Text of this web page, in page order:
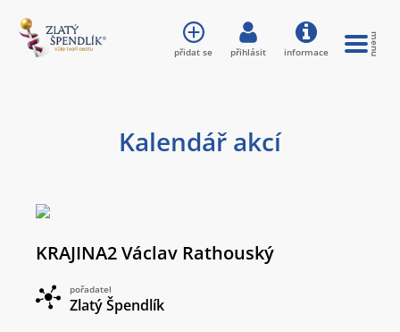
Kalendář akcí
KRAJINA2 Václav Rathouský
pořadatel
Zlatý Špendlík
přidat se přihlásit informace